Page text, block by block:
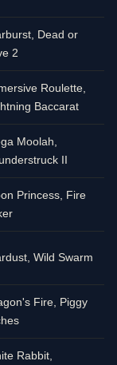
Dead or
2
Roulette,
Baccarat
Moolah,
II
Princess, Fire
Wild Swarm
Fire, Piggy
Rabbit,